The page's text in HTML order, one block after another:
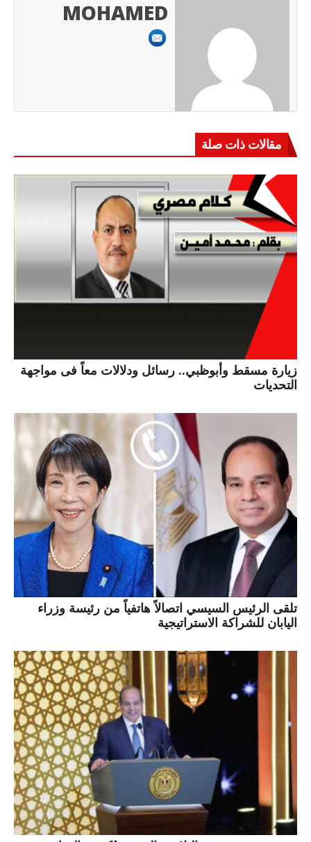
MOHAMED
مقالات ذات صلة
زيارة مسقط وأبوظبي.. رسائل ودلالات معاً فى مواجهة
التحديات
تلقى الرئيس السيسي اتصالاً هاتفياً من رئيسة وزراء
اليابان للشراكة الاستراتيجية